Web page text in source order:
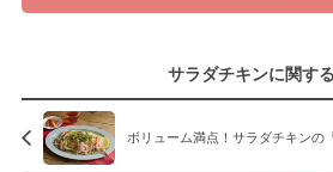
サラダチキンに関す
ボリューム満点！サラダチキンの